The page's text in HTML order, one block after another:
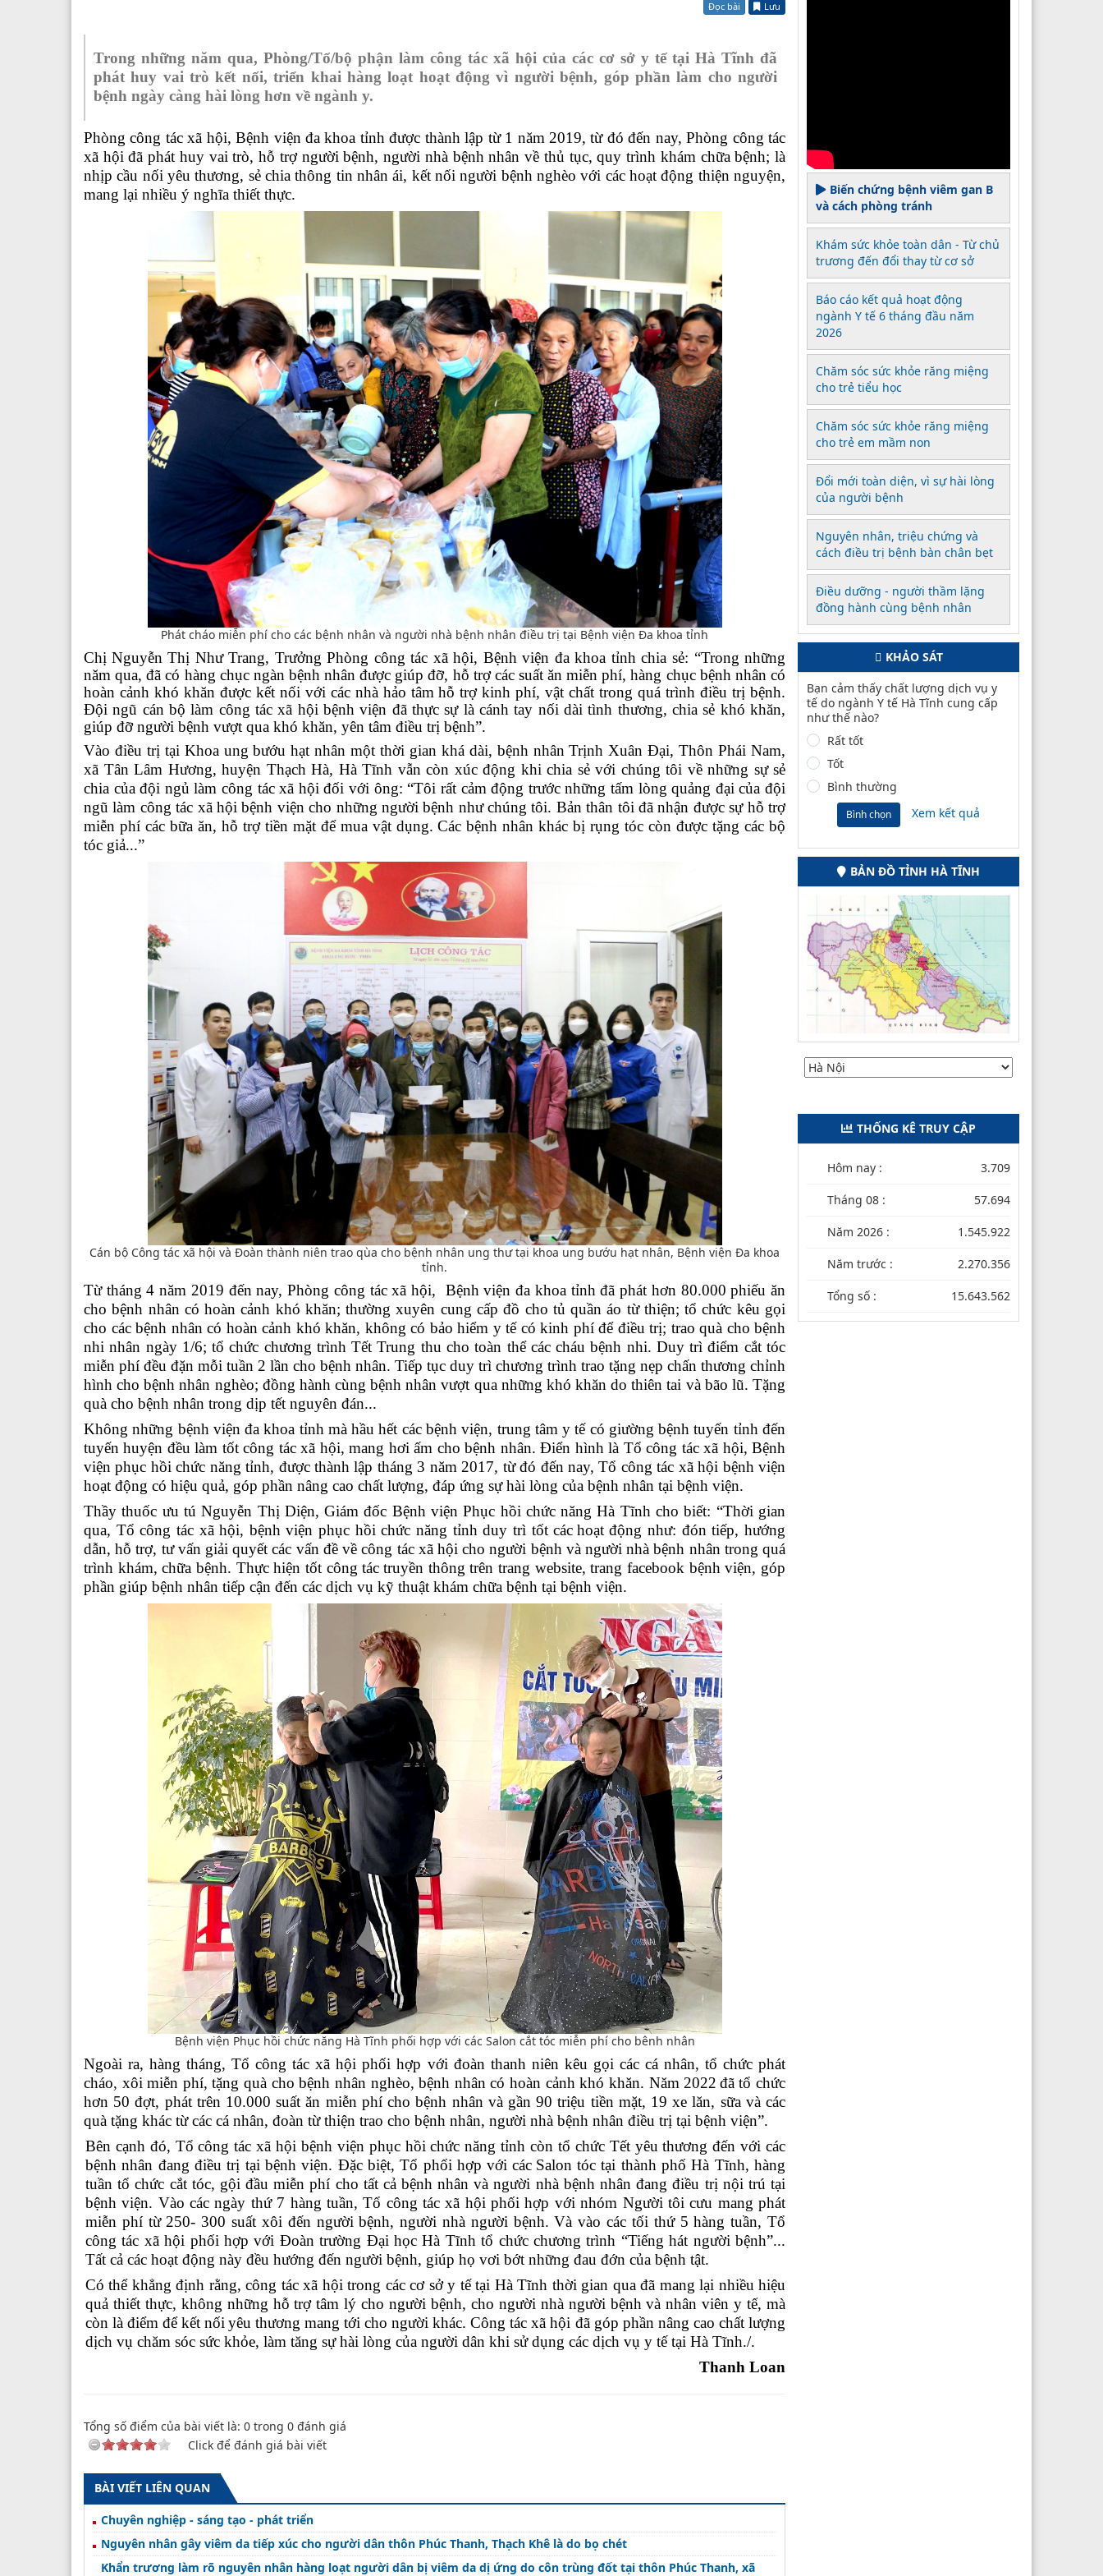
Đọc bài Lưu
Trong những năm qua, Phòng/Tổ/bộ phận làm công tác xã hội của các cơ sở y tế tại Hà Tĩnh đã
phát huy vai trò kết nối, triển khai hàng loạt hoạt động vì người bệnh, góp phần làm cho người
bệnh ngày càng hài lòng hơn về ngành y.
Phòng công tác xã hội,Bệnh viện đa khoa tỉnh được thành lập từ 1 năm 2019, từ đó đến nay, Phòng công tác
xã hội đã phát huy vai trò,hỗ trợ người bệnh,người nhà bệnh nhân về thủ tục, quy trình khám chữa bệnh; là
nhịp cầu nối yêu thương, sẻ chia thông tin nhân ái, kết nối người bệnh nghèo với các hoạt động thiện nguyện,
mang lại nhiều ý nghĩa thiết thực.
Phát cháo miễn phí cho các bệnh nhân và người nhà bệnh nhân điều trị tại Bệnh viện Đa khoa tỉnh
Chị Nguyễn Thị Như Trang, Trưởng Phòng công tác xã hội, Bệnh viện đa khoa tỉnh chia sẻ: “Trong những
năm qua, đã có hàng chục ngàn bệnh nhân được giúp đỡ, hỗ trợ các suất ăn miễn phí, hàng chục bệnh nhân có
hoàn cảnh khó khăn được kết nối với các nhà hảo tâm hỗ trợ kinh phí, vật chất trong quá trình điều trị bệnh.
Đội ngũ cán bộ làm công tác xã hội bệnh viện đã thực sự là cánh tay nối dài tình thương, chia sẻ khó khăn,
giúp đỡ người bệnh vượt qua khó khăn, yên tâm điều trị bệnh”.
Vào điều trị tại Khoa ung bướu hạt nhân một thời gian khá dài, bệnh nhân Trịnh Xuân Đại,Thôn Phái Nam,
xã Tân Lâm Hương, huyện Thạch Hà, Hà Tĩnh vẫn còn xúc động khi chia sẻ với chúng tôi về những sự sẻ
chia của đội ngủ làm công tác xã hội đối với ông: “Tôi rất cảm động trước những tấm lòng quảng đại của đội
ngũ làm công tác xã hội bệnh viện cho những người bệnh như chúng tôi. Bản thân tôi đã nhận được sự hỗ trợ
miễn phí các bữa ăn, hỗ trợ tiền mặt để mua vật dụng. Các bệnh nhân khác bị rụng tóc còn được tặng các bộ
tóc giả...”
Cán bộ Công tác xã hội và Đoàn thành niên trao qùa cho bệnh nhân ung thư tại khoa ung bướu hạt nhân, Bệnh viện Đa khoa
tỉnh.
Từtháng 4 năm 2019 đến nay, Phòng công tác xã hội, Bệnh viện đa khoa tỉnh đã phát hơn 80.000 phiếu ăn
cho bệnh nhân có hoàn cảnh khó khăn; thường xuyên cung cấp đồ cho tủ quần áo từ thiện; tổ chức kêu gọi
cho các bệnh nhân có hoàn cảnh khó khăn, không có bảo hiểm y tế có kinh phí để điều trị; trao quà cho bệnh
nhi nhân ngày 1/6; tổ chức chương trình Tết Trung thu cho toàn thể các cháu bệnh nhi. Duy trì điểm cắt tóc
miễn phí đều đặn mỗi tuần 2 lần cho bệnh nhân. Tiếp tục duy trì chương trình trao tặng nẹp chấn thương chỉnh
hình cho bệnh nhân nghèo; đồng hành cùng bệnh nhân vượt qua những khó khăn do thiên tai và bão lũ. Tặng
quà cho bệnh nhân trong dịp tết nguyên đán...
Không những bệnh viện đa khoa tỉnh mà hầu hết các bệnh viện, trung tâm y tế có giường bệnh tuyến tỉnh đến
tuyến huyện đều làm tốt công tác xã hội, mang hơi ấm cho bệnh nhân. Điển hình là Tổ công tác xã hội, Bệnh
viện phục hồi chức năng tỉnh, được thành lập tháng 3 năm 2017, từ đó đến nay, Tổ công tác xã hội bệnh viện
hoạt động có hiệu quả, góp phần nâng cao chất lượng, đáp ứng sự hài lòng của bệnh nhân tại bệnh viện.
Thầy thuốc ưu tú Nguyễn Thị Diện, Giám đốc Bệnh viện Phục hồi chức năng Hà Tĩnh cho biết: “Thời gian
qua, Tổ công tác xã hội, bệnh viện phục hồi chức năng tỉnhduy trì tốt các hoạt động như: đón tiếp, hướng
dẫn, hỗ trợ, tư vấn giải quyết các vấn đề về công tác xã hội cho người bệnh và người nhà bệnh nhân trong quá
trình khám, chữa bệnh. Thực hiện tốt công tác truyền thông trên trang website, trang facebook bệnh viện, góp
phần giúp bệnh nhân tiếp cận đến các dịch vụ kỹ thuật khám chữa bệnh tại bệnh viện.
Bệnh viện Phục hồi chức năng Hà Tĩnh phối hợp với các Salon cắt tóc miễn phí cho bênh nhân
Ngoài ra, hàng tháng, Tổ công tác xã hội phối hợp với đoàn thanh niên kêu gọi các cá nhân, tổ chức phát
cháo, xôi miễn phí, tặng quà cho bệnh nhân nghèo, bệnh nhân có hoàn cảnh khó khăn. Năm 2022 đã tổ chức
hơn 50 đợt, phát trên 10.000 suất ăn miễn phí cho bệnh nhân và gần 90 triệu tiền mặt, 19 xe lăn, sữa và các
quà tặng khác từ các cá nhân, đoàn từ thiện trao cho bệnh nhân, người nhà bệnh nhân điều trị tại bệnh viện”.
Bên cạnh đó, Tổ công tác xã hội bệnh viện phục hồi chức năng tỉnhcòn tổ chức Tết yêu thương đến với các
bệnh nhân đang điều trị tại bệnh viện. Đặc biệt, Tổ phối hợp với các Salon tóc tại thành phố Hà Tĩnh, hàng
tuần tổ chức cắt tóc, gội đầu miễn phí cho tất cả bệnh nhân và người nhà bệnh nhân đang điều trị nội trú tại
bệnh viện. Vào các ngày thứ 7 hàng tuần, Tổ công tác xã hội phối hợp với nhóm Người tôi cưu mang phát
miễn phí từ 250- 300 suất xôi đến người bệnh, người nhà người bệnh. Và vào các tối thứ 5 hàng tuần, Tổ
công tác xã hội phối hợp với Đoàn trường Đại học Hà Tĩnh tổ chức chương trình “Tiếng hát người bệnh”...
Tất cả các hoạt động này đều hướng đến người bệnh, giúp họ vơi bớt những đau đớn của bệnh tật.
Có thể khẳng định rằng, công tác xã hộitrong cáccơ sở y tế tại Hà Tĩnh thời gian qua đã mang lại nhiều hiệu
quả thiết thực, không những hỗ trợ tâm lý cho người bệnh, cho người nhà người bệnh và nhân viên y tế, mà
còn là điểm đểkết nối yêu thương mang tới cho người khác. Công tác xã hội đã góp phần nâng cao chất lượng
dịch vụ chăm sóc sức khỏe, làm tăng sự hài lòng của người dân khi sử dụng các dịch vụ y tế tại Hà Tĩnh./.
Thanh Loan
Tổng số điểm của bài viết là: 0 trong 0 đánh giá
Click để đánh giá bài viết
BÀI VIẾT LIÊN QUAN
Chuyên nghiệp - sáng tạo - phát triển
Nguyên nhân gây viêm da tiếp xúc cho người dân thôn Phúc Thanh, Thạch Khê là do bọ chét
Khẩn trương làm rõ nguyên nhân hàng loạt người dân bị viêm da dị ứng do côn trùng đốt tại thôn Phúc Thanh, xã
Biến chứng bệnh viêm gan B
và cách phòng tránh
Khám sức khỏe toàn dân - Từ chủ
trương đến đổi thay từ cơ sở
Báo cáo kết quả hoạt động
ngành Y tế 6 tháng đầu năm
2026
Chăm sóc sức khỏe răng miệng
cho trẻ tiểu học
Chăm sóc sức khỏe răng miệng
cho trẻ em mầm non
Đổi mới toàn diện, vì sự hài lòng
của người bệnh
Nguyên nhân, triệu chứng và
cách điều trị bệnh bàn chân bẹt
Điều dưỡng - người thầm lặng
đồng hành cùng bệnh nhân
KHẢO SÁT
Bạn cảm thấy chất lượng dịch vụ y
tế do ngành Y tế Hà Tĩnh cung cấp
như thế nào?
Rất tốt
Tốt
Bình thường
Bình chọn Xem kết quả
BẢN ĐỒ TỈNH HÀ TĨNH
THỐNG KÊ TRUY CẬP
Hôm nay : 3.709
Tháng 08 : 57.694
Năm 2026 : 1.545.922
Năm trước : 2.270.356
Tổng số : 15.643.562